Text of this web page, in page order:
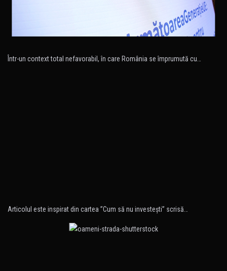
Într-un context total nefavorabil, în care România se împrumută cu…
Articolul este inspirat din cartea ”Cum să nu investeşti” scrisă…